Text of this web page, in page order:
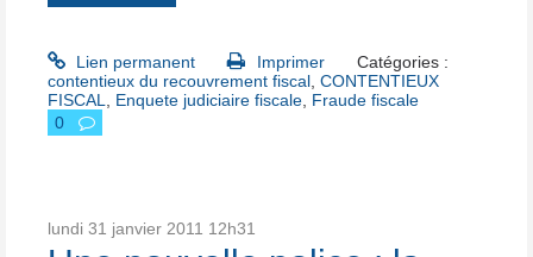
Lien permanent Imprimer
Catégories :
contentieux du recouvrement fiscal CONTENTIEUX
FISCAL
Enquete judiciaire fiscale Fraude fiscale
0
lundi 31 janvier 2011 12h31